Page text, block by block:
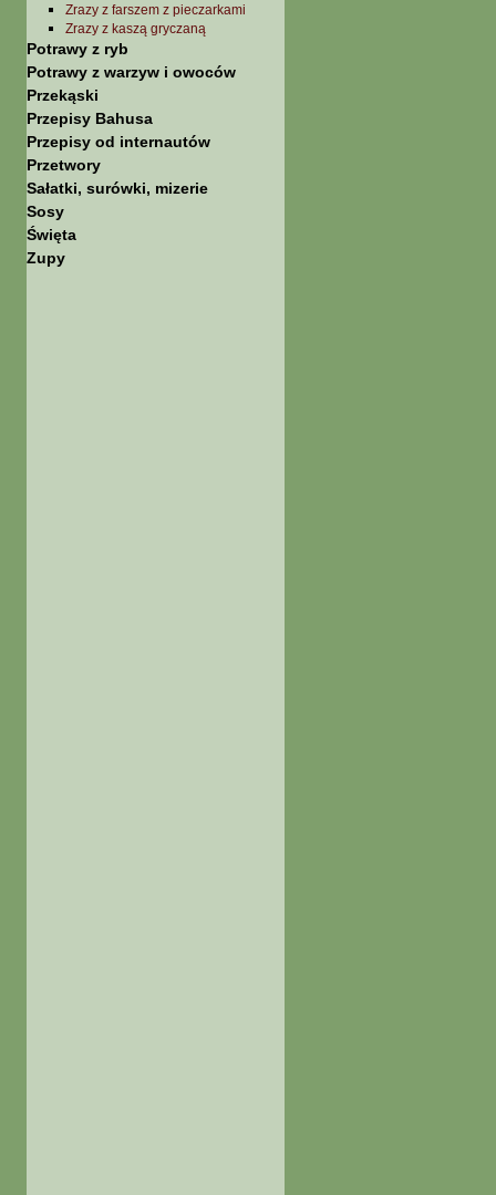
Zrazy z farszem z pieczarkami
Zrazy z kaszą gryczaną
Potrawy z ryb
Potrawy z warzyw i owoców
Przekąski
Przepisy Bahusa
Przepisy od internautów
Przetwory
Sałatki, surówki, mizerie
Sosy
Święta
Zupy